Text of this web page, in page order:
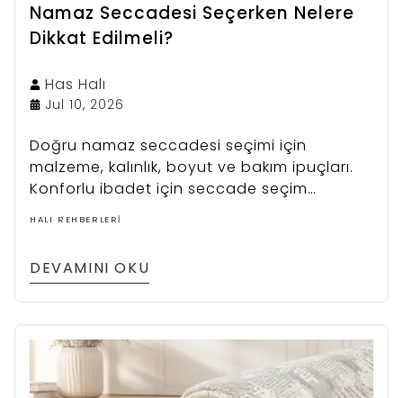
Namaz Seccadesi Seçerken Nelere
Dikkat Edilmeli?
Has Halı
Jul 10, 2026
Doğru namaz seccadesi seçimi için
malzeme, kalınlık, boyut ve bakım ipuçları.
Konforlu ibadet için seccade seçim
rehberimizi inceleyin.
HALI REHBERLERI
DEVAMINI OKU